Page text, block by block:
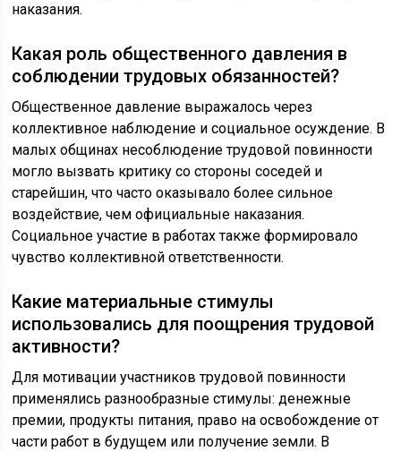
наказания.
Какая роль общественного давления в
соблюдении трудовых обязанностей?
Общественное давление выражалось через
коллективное наблюдение и социальное осуждение. В
малых общинах несоблюдение трудовой повинности
могло вызвать критику со стороны соседей и
старейшин, что часто оказывало более сильное
воздействие, чем официальные наказания.
Социальное участие в работах также формировало
чувство коллективной ответственности.
Какие материальные стимулы
использовались для поощрения трудовой
активности?
Для мотивации участников трудовой повинности
применялись разнообразные стимулы: денежные
премии, продукты питания, право на освобождение от
части работ в будущем или получение земли. В